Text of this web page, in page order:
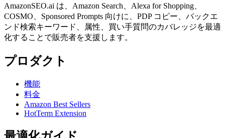
AmazonSEO.ai は、Amazon Search、Alexa for Shopping、
COSMO、Sponsored Prompts 向けに、PDP コピー、バックエ
ンド検索キーワード、属性、買い手質問のカバレッジを最適
化することで販売者を支援します。
プロダクト
機能
料金
Amazon Best Sellers
HotTerm Extension